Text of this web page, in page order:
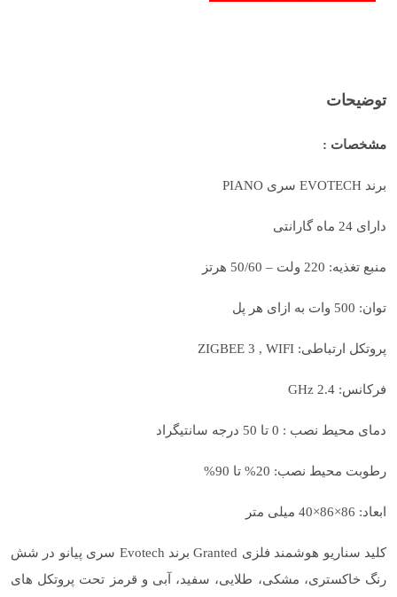
توضیحات
مشخصات :
برند EVOTECH سری PIANO
دارای 24 ماه گارانتی
منبع تغذیه: 220 ولت – 50/60 هرتز
توان: 500 وات به ازای هر پل
پروتکل ارتباطی: ZIGBEE 3 , WIFI
فرکانس: 2.4 GHz
دمای محیط نصب : 0 تا 50 درجه سانتیگراد
رطوبت محیط نصب: 20% تا 90%
ابعاد: 86×86×40 میلی متر
کلید سناریو هوشمند فلزی Granted برند Evotech سری پیانو در شش
رنگ خاکستری، مشکی، طلایی، سفید، آبی و قرمز تحت پروتکل های